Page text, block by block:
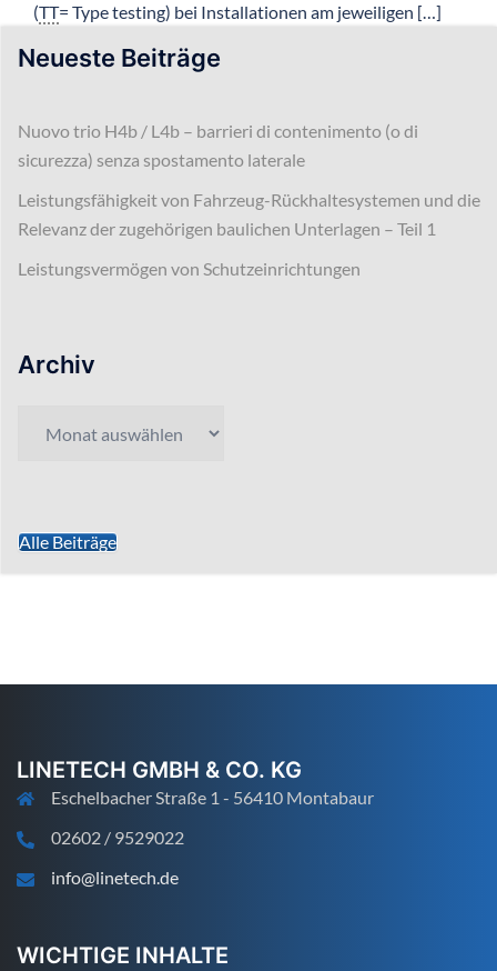
(TT= Type testing) bei Installationen am jeweiligen […]
Neueste Beiträge
Nuovo trio H4b / L4b – barrieri di contenimento (o di
sicurezza) senza spostamento laterale
Leistungsfähigkeit von Fahrzeug-Rückhaltesystemen und die
Relevanz der zugehörigen baulichen Unterlagen – Teil 1
Leistungsvermögen von Schutzeinrichtungen
Archiv
Alle Beiträge
LINETECH GMBH & CO. KG
Eschelbacher Straße 1 - 56410 Montabaur
02602 / 9529022
info@linetech.de
WICHTIGE INHALTE